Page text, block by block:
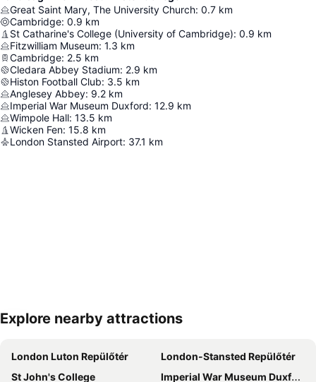
Great Saint Mary, The University Church: 0.7 km
Cambridge: 0.9 km
St Catharine's College (University of Cambridge): 0.9 km
Fitzwilliam Museum: 1.3 km
Cambridge: 2.5 km
Cledara Abbey Stadium: 2.9 km
Histon Football Club: 3.5 km
Anglesey Abbey: 9.2 km
Imperial War Museum Duxford: 12.9 km
Wimpole Hall: 13.5 km
Wicken Fen: 15.8 km
London Stansted Airport: 37.1 km
Nagy méretű térkép
Explore nearby attractions
London Luton Repülőtér
London-Stansted Repülőtér
St John's College
Imperial War Museum Duxford